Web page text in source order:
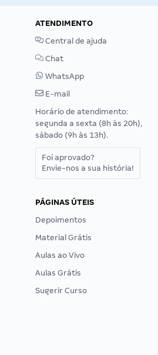
ATENDIMENTO
Central de ajuda
Chat
WhatsApp
E-mail
Horário de atendimento:
segunda a sexta (8h às 20h),
sábado (9h às 13h).
Foi aprovado?
Envie-nos a sua história!
PÁGINAS ÚTEIS
Depoimentos
Material Grátis
Aulas ao Vivo
Aulas Grátis
Sugerir Curso